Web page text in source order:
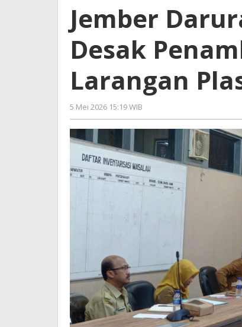
Komisi
A
dan
Larangan
Jember
Desak
Larangan
5 Mei 2026 15:19 WIB
Gagah
Saputra